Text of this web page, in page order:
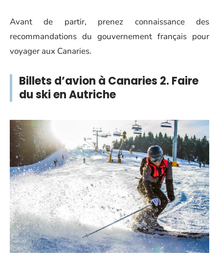
Avant de partir, prenez connaissance des
recommandations du gouvernement français pour
voyager aux Canaries.
Billets d’avion à Canaries 2. Faire
du ski en Autriche